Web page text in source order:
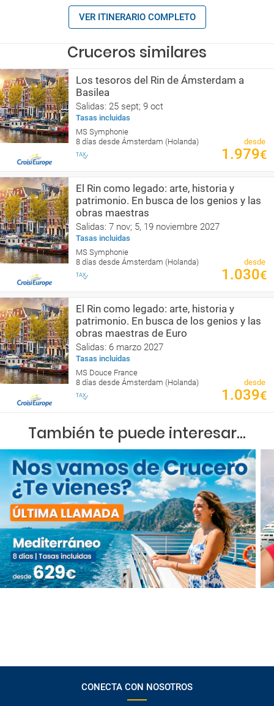
VER ITINERARIO COMPLETO
Cruceros similares
Los tesoros del Rin de Ámsterdam a
Basilea
Salidas: 25 sept; 9 oct
Tasas incluidas
MS Symphonie
8 días desde Ámsterdam (Holanda)
desde
1.979€
El Rin como legado: arte, historia y
patrimonio. En busca de los genios y las
obras maestras
Salidas: 7 nov; 5, 19 noviembre 2027
Tasas incluidas
MS Symphonie
8 días desde Ámsterdam (Holanda)
desde
1.030€
El Rin como legado: arte, historia y
patrimonio. En busca de los genios y las
obras maestras de Euro
Salidas: 6 marzo 2027
Tasas incluidas
MS Douce France
8 días desde Ámsterdam (Holanda)
desde
1.039€
También te puede interesar...
CONECTA CON NOSOTROS